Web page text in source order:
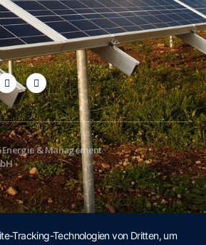
Energie & Management
Tracking-Technologien von Dritten, um